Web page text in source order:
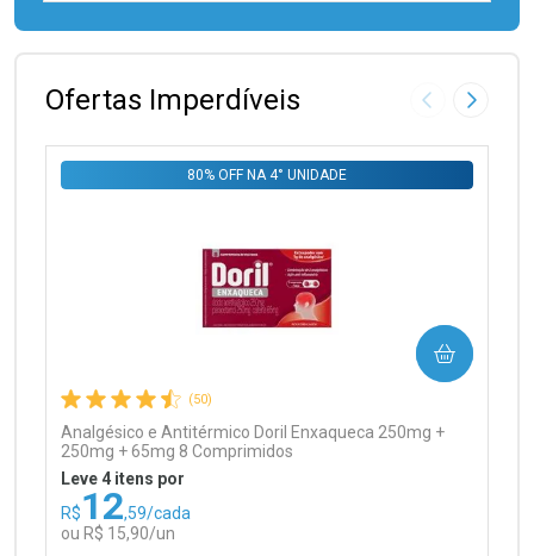
FECHAR
FECHAR
Ofertas Imperdíveis Imagem
(50)
Analgésico e Antitérmico Doril Enxaqueca 250mg +
250mg + 65mg 8 Comprimidos
80% OFF NA 4° UNIDADE
Leve 4 itens por
R$12,59/cada
ou R$ 15,90/un
COMPRAR